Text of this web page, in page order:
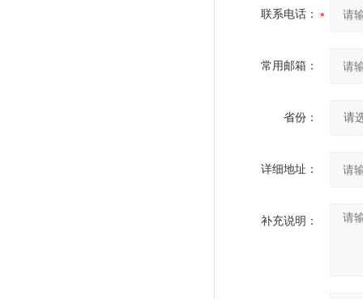
联系电话：
常用邮箱：
省份：
详细地址：
补充说明：